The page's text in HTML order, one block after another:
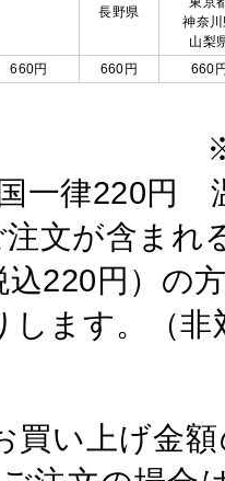
長野県
神奈
山梨
660円 660円 660
律220円
注文が含ま
220円）の
します。（非
買い上げ金